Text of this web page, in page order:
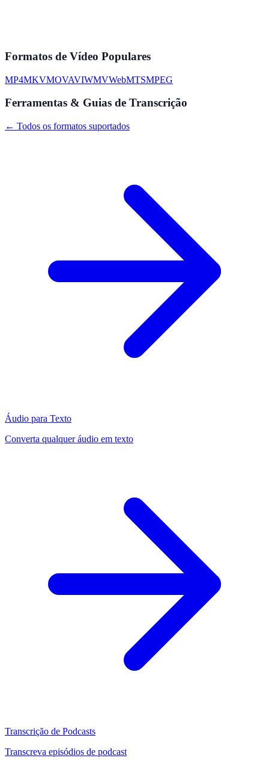
Formatos de Vídeo Populares
MP4MKVMOVAVIWMVWebMTSMPEG
Ferramentas & Guias de Transcrição
← Todos os formatos suportados
Áudio para Texto
Converta qualquer áudio em texto
Transcrição de Podcasts
Transcreva episódios de podcast